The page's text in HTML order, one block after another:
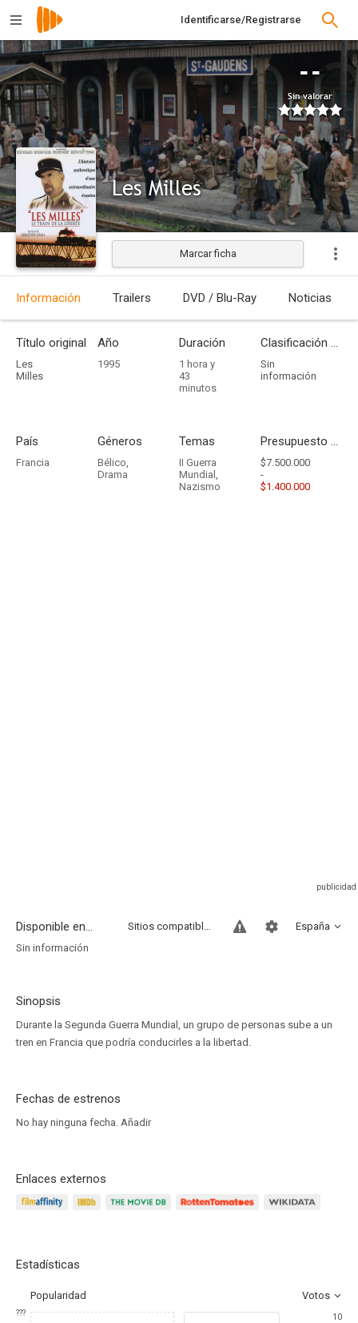
Identificarse/Registrarse
--
Sin valorar
Les Milles
Estrenada
Marcar ficha
Información Trailers DVD / Blu-Ray Noticias
Título original
Les
Milles
Año
1995
Duración
1 hora y
43
minutos
Clasificación por edades
Sin
información
País
Francia
Géneros
Bélico,
Drama
Temas
II Guerra
Mundial ,
Nazismo
Presupuesto - Ingresos
$7.500.000
-
$1.400.000
Disponible en... España
Sitios compatibles
Sin información
Sinopsis
Durante la Segunda Guerra Mundial, un grupo de personas sube a un
tren en Francia que podría conducirles a la libertad.
Fechas de estrenos
No hay ninguna fecha. Añadir
Enlaces externos
Estadísticas
Popularidad Votos
???
10